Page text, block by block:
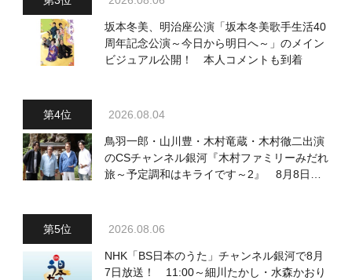
坂本冬美、明治座公演「坂本冬美歌手生活40
周年記念公演～今日から明日へ～」のメイン
ビジュアル公開！ 本人コメントも到着
2026.08.04
鳥羽一郎・山川豊・木村竜蔵・木村徹二出演
のCSチャンネル銀河『木村ファミリーみだれ
旅～予定調和はキライです～2』 8月8日
2026.08.06
NHK「BS日本のうた」チャンネル銀河で8月
7日放送！ 11:00～細川たかし・水森かおり